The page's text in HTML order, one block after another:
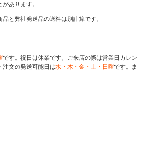
あります。
品と弊社発送品の送料は別計算です。
です。祝日は休業です。ご来店の際は営業日カレン
注文の発送可能日は水・木・金・土・日曜です。ま